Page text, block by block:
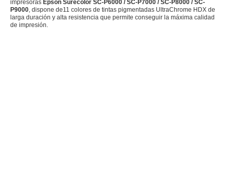
impresoras Epson Surecolor SC-P6000 / SC-P7000 / SC-P8000 / SC-
P9000, dispone de11 colores de tintas pigmentadas UltraChrome HDX de
larga duración y alta resistencia que permite conseguir la máxima calidad
de impresión.